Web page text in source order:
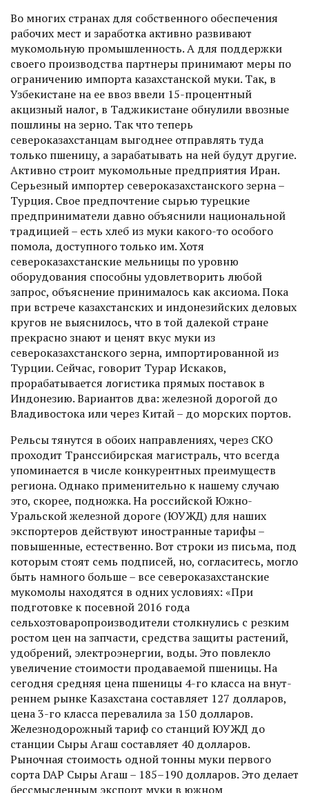
Во многих странах для собственного обеспечения
рабочих мест и заработка активно развивают
мукомольную промышленность. А для поддержки
своего производства партнеры принимают меры по
ограничению импорта казахстанской муки. Так, в
Узбекистане на ее ввоз ввели 15-процентный
акцизный налог, в Таджикистане обнулили ввозные
пошлины на зерно. Так что теперь
североказахстанцам выгоднее отправлять туда
только пшеницу, а зарабатывать на ней будут другие.
Активно строит мукомольные предприятия Иран.
Серьезный импортер североказахстанского зерна –
Турция. Свое предпочтение сырью турецкие
предприниматели давно объяснили национальной
традицией – есть хлеб из муки какого-то особого
помола, доступного только им. Хотя
североказахстанские мельницы по уровню
оборудования способны удовлетворить любой
запрос, объяснение принималось как аксиома. Пока
при встрече казахстанских и индонезийских деловых
кругов не выяснилось, что в той далекой стране
прекрасно знают и ценят вкус муки из
североказахстанского зерна, импортированной из
Турции. Сейчас, говорит Турар Искаков,
прорабатывается логистика прямых поставок в
Индонезию. Вариантов два: железной дорогой до
Владивостока или через Китай – до морских портов.
Рельсы тянутся в обоих направлениях, через СКО
проходит Транссибирская магистраль, что всегда
упоминается в числе конкурент­ных преимуществ
региона. Однако применительно к нашему случаю
это, скорее, подножка. На российской Южно-
Уральской железной дороге (ЮУЖД) для наших
экспортеров действуют иностранные тарифы –
повышенные, естественно. Вот строки из письма, под
которым стоят семь подписей, но, согласитесь, могло
быть намного больше – все североказах­станские
мукомолы находятся в одних условиях: «При
подготовке к посевной 2016 года
сельхозтоваропроизводители столкнулись с резким
ростом цен на запчасти, средства защиты растений,
удобрений, электроэнергии, воды. Это повлекло
увеличение стоимос­ти продаваемой пшеницы. На
сегодня средняя цена пшеницы 4-го класса на внут­
реннем рынке Казахстана составляет 127 долларов,
цена 3-го класса перевалила за 150 долларов.
Железнодорожный тариф со станций ЮУЖД до
станции Сыры Агаш составляет 40 долларов.
Рыночная стоимость одной тонны муки первого
сорта DAP Сыры Агаш – 185–190 долларов. Это делает
бессмысленным экспорт муки в южном